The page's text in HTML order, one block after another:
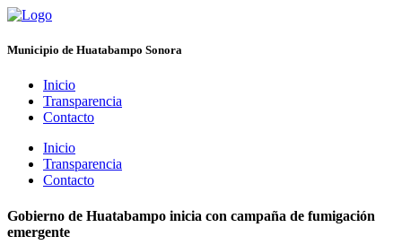
Municipio de Huatabampo Sonora
Inicio
Transparencia
Contacto
Inicio
Transparencia
Contacto
Gobierno de Huatabampo inicia con campaña de fumigación
emergente